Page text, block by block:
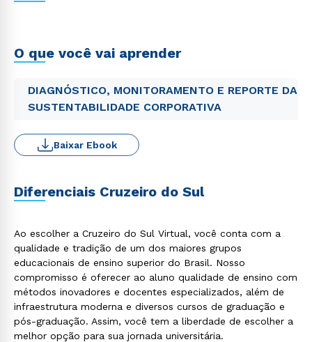
O que você vai aprender
DIAGNÓSTICO, MONITORAMENTO E REPORTE DA
SUSTENTABILIDADE CORPORATIVA
Baixar Ebook
Diferenciais Cruzeiro do Sul
Ao escolher a Cruzeiro do Sul Virtual, você conta com a
qualidade e tradição de um dos maiores grupos
educacionais de ensino superior do Brasil. Nosso
compromisso é oferecer ao aluno qualidade de ensino com
métodos inovadores e docentes especializados, além de
infraestrutura moderna e diversos cursos de graduação e
pós-graduação. Assim, você tem a liberdade de escolher a
melhor opção para sua jornada universitária.